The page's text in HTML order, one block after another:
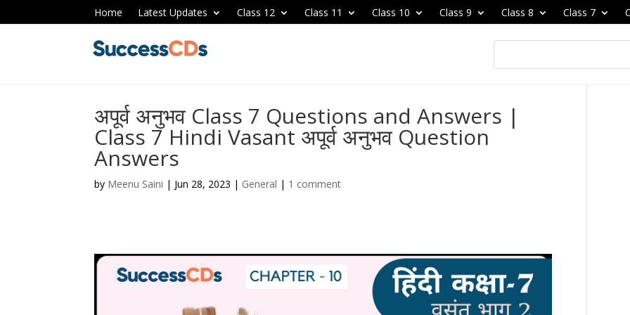
Home Latest Updates Class 12 Class 11 Class 10 Class 9 Class 8 Class 7
अपूर्व अनुभव Class 7 Questions and Answers |
Class 7 Hindi Vasant अपूर्व अनुभव Question
Answers
by Meenu Saini | Jun 28, 2023 | General | 1 comment